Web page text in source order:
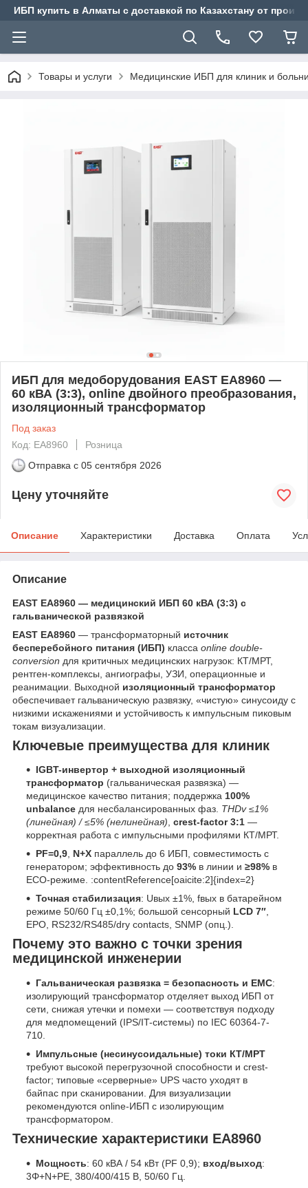
ИБП купить в Алматы с доставкой по Казахстану от
Товары и услуги Медицинские ИБП для клиник и
ИБП для медоборудования EAST EA8960 —
60 кВА (3:3), online двойного преобразования,
изоляционный трансформатор
Под заказ
Код: EA8960
Розница
Отправка с 05 сентября 2026
Цену уточняйте
Описание Характеристики Доставка Оплата
Описание
EAST EA8960 — медицинский ИБП 60 кВА (3:3) с
гальванической развязкой
EAST EA8960 — трансформаторный источник
бесперебойного питания (ИБП) класса online double-
conversion для критичных медицинских нагрузок: КТ/МРТ,
рентген-комплексы, ангиографы, УЗИ, операционные и
реанимации. Выходной изоляционный трансформатор
обеспечивает гальваническую развязку, «чистую» синусоиду с
низкими искажениями и устойчивость к импульсным пиковым
токам визуализации.
Ключевые преимущества для клиник
IGBT-инвертор + выходной изоляционный
трансформатор (гальваническая развязка) —
медицинское качество питания; поддержка 100%
unbalance для несбалансированных фаз. THDv ≤1%
(линейная) / ≤5% (нелинейная), crest-factor 3:1 —
корректная работа с импульсными профилями КТ/МРТ.
PF=0,9, N+X параллель до 6 ИБП, совместимость с
генератором; эффективность до 93% в линии и ≥98% в
ECO-режиме. :contentReference[oaicite:2]{index=2}
Точная стабилизация: Uвых ±1%, fвых в батарейном
режиме 50/60 Гц ±0,1%; большой сенсорный LCD 7″,
EPO, RS232/RS485/dry contacts, SNMP (опц.).
Почему это важно с точки зрения
медицинской инженерии
Гальваническая развязка = безопасность и EMC:
изолирующий трансформатор отделяет выход ИБП от
сети, снижая утечки и помехи — соответствуя подходу
для медпомещений (IPS/IT-системы) по IEC 60364-7-
710.
Импульсные (несинусоидальные) токи КТ/МРТ
требуют высокой перегрузочной способности и crest-
factor; типовые «серверные» UPS часто уходят в
байпас при сканировании. Для визуализации
рекомендуются online-ИБП с изолирующим
трансформатором.
Технические характеристики EA8960
Мощность: 60 кВА / 54 кВт (PF 0,9); вход/выход:
3Φ+N+PE, 380/400/415 В, 50/60 Гц.